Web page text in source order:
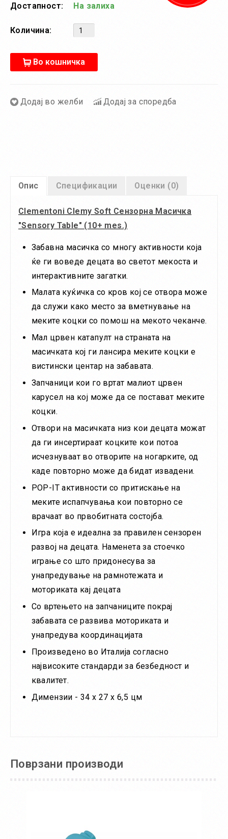
Достапност: На залиха
Количина:
Во кошничка
Додај во желби Додај за споредба
Опис Спецификации Оценки (0)
Clementoni Clemy Soft Сензорна Масичка
"Sensory Table" (10+ mes.)
Забавна масичка со многу активности која
ќе ги воведе децата во светот мекоста и
интерактивните загатки.
Малата куќичка со кров кој се отвора може
да служи како место за вметнување на
меките коцки со помош на мекото чеканче.
Мал црвен катапулт на страната на
масичката кој ги лансира меките коцки е
вистински центар на забавата.
Запчаници кои го вртат малиот црвен
карусел на кој може да се постават меките
коцки.
Отвори на масичката низ кои децата можат
да ги инсертираат коцките кои потоа
исчезнуваат во отворите на ногарките, од
каде повторно може да бидат извадени.
POP-IT активности со притискање на
меките испапчувања кои повторно се
врачаат во првобитната состојба.
Игра која е идеална за правилен сензорен
развој на децата. Наменета за стоечко
играње со што придонесува за
унапредување на рамнотежата и
моториката кај децата
Со вртењето на запчаниците покрај
забавата се развива моториката и
унапредува координацијата
Произведено во Италија согласно
највисоките стандарди за безбедност и
квалитет.
Димензии - 34 x 27 х 6,5 цм
Поврзани производи